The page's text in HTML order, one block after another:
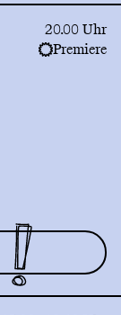
20.00 Uhr
Premiere